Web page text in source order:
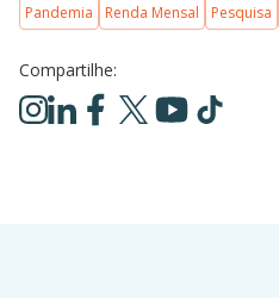
Pandemia Renda Mensal Pesquisa
Compartilhe: